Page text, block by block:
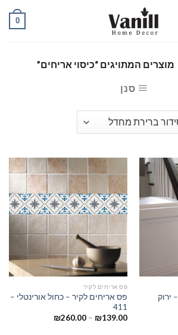
0
מוצרים המתויגים “כיסוי אריחים”
סנן
פס אריחים לקיר – 132 – ירוק
פס אריחים לקיר
פס אריחים לקיר – כחול אורינטלי –
411
₪139.00
–
₪260.00